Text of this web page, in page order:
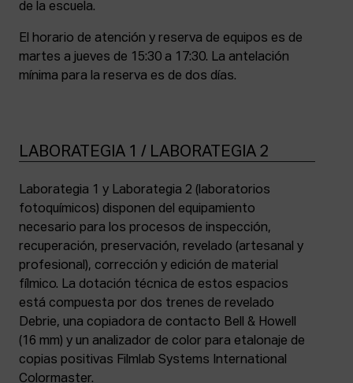
de la escuela.
El horario de atención y reserva de equipos es de
martes a jueves de 15:30 a 17:30. La antelación
mínima para la reserva es de dos días.
LABORATEGIA 1 / LABORATEGIA 2
Laborategia 1 y Laborategia 2 (laboratorios
fotoquímicos) disponen del equipamiento
necesario para los procesos de inspección,
recuperación, preservación, revelado (artesanal y
profesional), corrección y edición de material
fílmico. La dotación técnica de estos espacios
está compuesta por dos trenes de revelado
Debrie, una copiadora de contacto Bell & Howell
(16 mm) y un analizador de color para etalonaje de
copias positivas Filmlab Systems International
Colormaster.